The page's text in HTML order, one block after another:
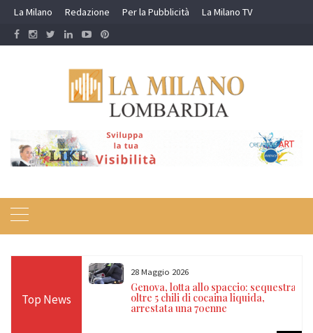
Skip
content
La Milano Redazione Per la Pubblicità La Milano TV
Top News
tra
e incontri
28 Maggio 2026
Genova, lotta allo spaccio: sequestrati
oltre 5 chili di cocaina liquida,
arrestata una 70enne